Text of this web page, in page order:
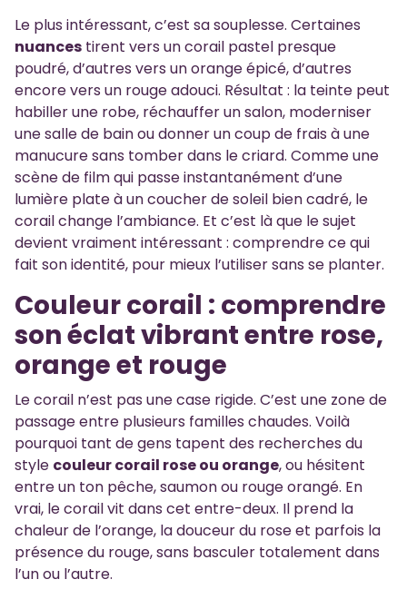
Le plus intéressant, c’est sa souplesse. Certaines
nuances tirent vers un corail pastel presque
poudré, d’autres vers un orange épicé, d’autres
encore vers un rouge adouci. Résultat : la teinte peut
habiller une robe, réchauffer un salon, moderniser
une salle de bain ou donner un coup de frais à une
manucure sans tomber dans le criard. Comme une
scène de film qui passe instantanément d’une
lumière plate à un coucher de soleil bien cadré, le
corail change l’ambiance. Et c’est là que le sujet
devient vraiment intéressant : comprendre ce qui
fait son identité, pour mieux l’utiliser sans se planter.
Couleur corail : comprendre
son éclat vibrant entre rose,
orange et rouge
Le corail n’est pas une case rigide. C’est une zone de
passage entre plusieurs familles chaudes. Voilà
pourquoi tant de gens tapent des recherches du
style couleur corail rose ou orange, ou hésitent
entre un ton pêche, saumon ou rouge orangé. En
vrai, le corail vit dans cet entre-deux. Il prend la
chaleur de l’orange, la douceur du rose et parfois la
présence du rouge, sans basculer totalement dans
l’un ou l’autre.